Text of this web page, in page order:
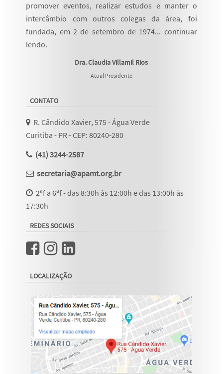
promover eventos, realizar estudos e manter o
intercâmbio com outros colegas da área, foi
fundada, em 2 de setembro de 1974... continuar
lendo.
Dra. Claudia Villamil Rios
Atual Presidente
CONTATO
R. Cândido Xavier, 575 - Água Verde
Curitiba - PR - CEP: 80240-280
(41) 3244-2587
secretaria@apamt.org.br
2ªf a 6ªf - das 8:30h às 12:00h e das 13:00h às
17:30h
REDES SOCIAIS
LOCALIZAÇÃO